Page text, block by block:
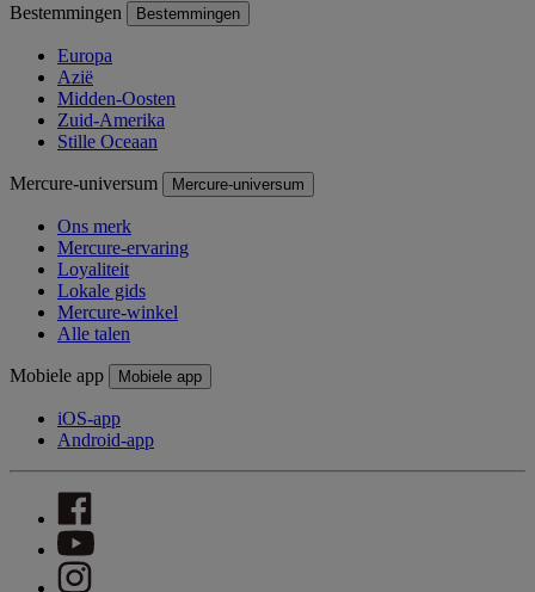
Bestemmingen Bestemmingen
Europa
Azië
Midden-Oosten
Zuid-Amerika
Stille Oceaan
Mercure-universum Mercure-universum
Ons merk
Mercure-ervaring
Loyaliteit
Lokale gids
Mercure-winkel
Alle talen
Mobiele app Mobiele app
iOS-app
Android-app